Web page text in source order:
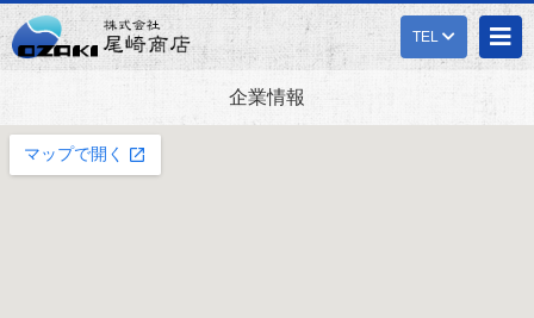
TEL
企業情報